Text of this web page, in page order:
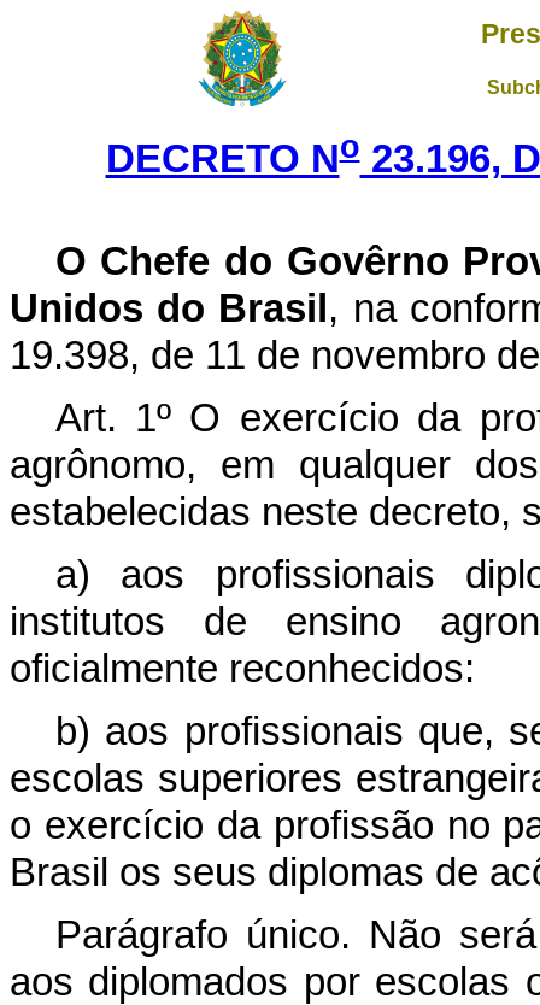
DECRETO No23.196,
O Chefe do Govêrno
Unidos do Brasil , na
19.398, de 11 de novembro
Art. 1º O exercício da
agrônomo, em qualquer
estabelecidas neste decreto,
a) aos profissionais
institutos de ensino
oficialmente reconhecidos:
b) aos profissionais que,
escolas superiores
o exercício da profissão no
Brasil os seus diplomas de
Parágrafo único. Não
aos diplomados por escolas